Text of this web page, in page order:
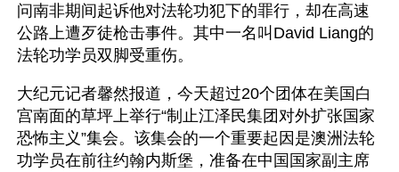
问南非期间起诉他对法轮功犯下的罪行，却在高速
公路上遭歹徒枪击事件。其中一名叫David Liang的
法轮功学员双脚受重伤。
大纪元记者馨然报道，今天超过20个团体在美国白
宫南面的草坪上举行“制止江泽民集团对外扩张国家
恐怖主义”集会。该集会的一个重要起因是澳洲法轮
功学员在前往约翰内斯堡，准备在中国国家副主席